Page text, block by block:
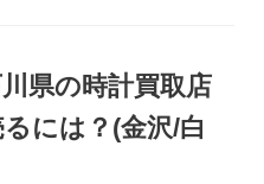
県の時計買取店
には？(金沢/白